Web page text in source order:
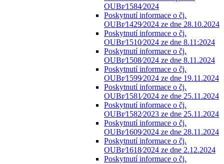
OUBr⁄1584⁄2024
Poskytnutí informace o čj.
OUBr⁄1429⁄2024 ze dne 28.10.2024
Poskytnutí informace o čj.
OUBr⁄1510⁄2024 ze dne 8.11:2024
Poskytnutí informace o čj.
OUBr⁄1508⁄2024 ze dne 8.11.2024
Poskytnutí informace o čj.
OUBr⁄1599⁄2024 ze dne 19.11.2024
Poskytnutí informace o čj.
OUBr⁄1581⁄2024 ze dne 25.11.2024
Poskytnutí informace o čj.
OUBr⁄1582⁄2023 ze dne 25.11.2024
Poskytnutí informace o čj.
OUBr⁄1609⁄2024 ze dne 28.11.2024
Poskytnutí informace o čj.
OUBr⁄1618⁄2024 ze dne 2.12.2024
Poskytnutí informace o čj.